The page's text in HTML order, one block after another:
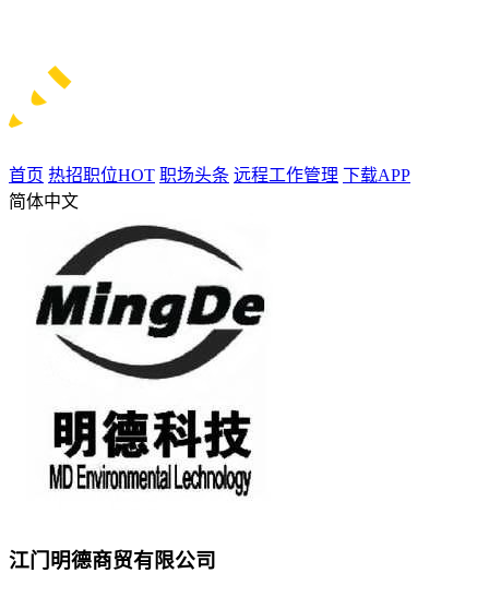
首页 热招职位HOT 职场头条 远程工作管理 下载APP
简体中文
江门明德商贸有限公司